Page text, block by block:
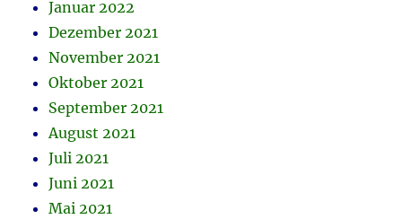
Januar 2022
Dezember 2021
November 2021
Oktober 2021
September 2021
August 2021
Juli 2021
Juni 2021
Mai 2021